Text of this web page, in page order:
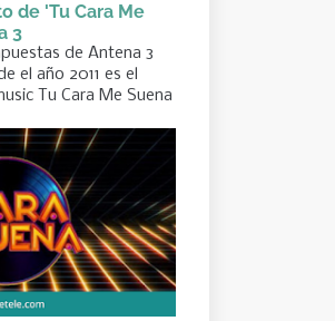
de 'Tu Cara Me
3
de Antena 3
el año 2011 es el
Tu Cara Me Suena